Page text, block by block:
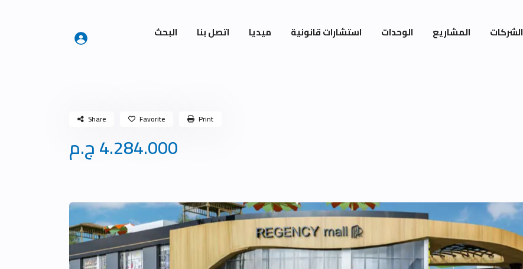
الشركات المشاريع الوحدات استشارات قانونية ميديا اتصل بنا البحث
Share Favorite Print